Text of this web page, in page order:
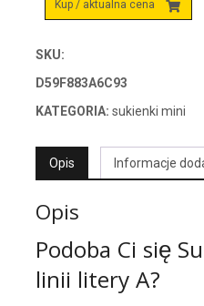
Kup / aktualna cena
SKU:
D59F883A6C93
KATEGORIA: sukienki mini
Opis Informacje
Opis
Podoba Ci się
linii litery A?